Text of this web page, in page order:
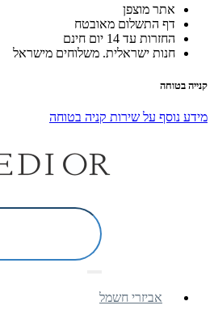
אתר מוצפן
דף התשלום מאובטח
החזרות עד 14 יום חינם
חנות ישראלית. משלוחים מישראל
קנייה בטוחה
מידע נוסף על שירות קניה בטוחה
אביזרי חשמל